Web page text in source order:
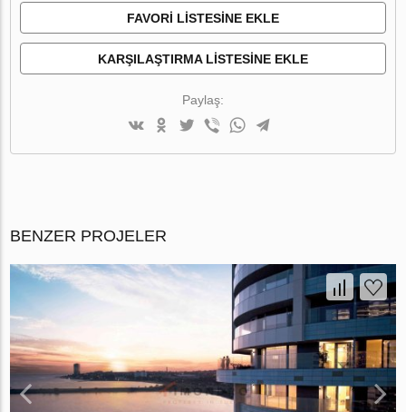
FAVORI LISTESINE EKLE
KARŞILAŞTIRMA LISTESINE EKLE
Paylaş:
BENZER PROJELER